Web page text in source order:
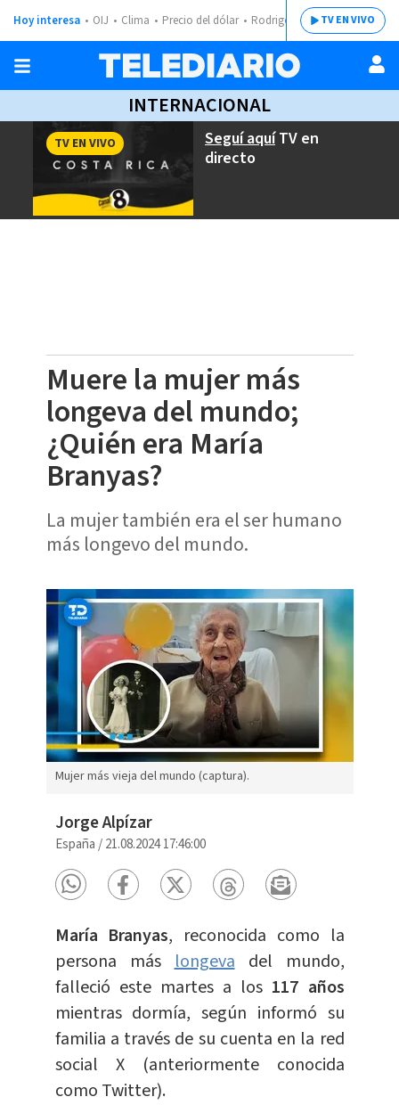
Hoy interesa OIJ Clima Precio del dólar Rodrigo ChavesTV EN VIVO
INTERNACIONAL
Seguí aquíTV en
directo
TV EN VIVO
Muere la mujer más
longeva del mundo;
¿Quién era María
Branyas?
La mujer también era el ser humano
más longevo del mundo.
Mujer más vieja del mundo (captura).
Jorge Alpízar
España /21.08.2024 17:46:00
María Branyas, reconocida como la
persona máslongevadel mundo,
falleció este martes a los 117 años
mientras dormía, según informó su
familia a través de su cuenta en la red
social X (anteriormente conocida
como Twitter).